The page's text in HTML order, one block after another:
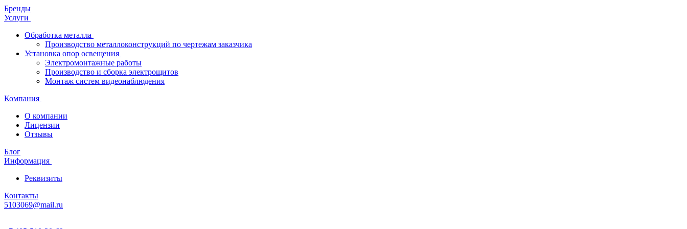
Бренды
Услуги
Обработка металла
Производство металлоконструкций по чертежам заказчика
Установка опор освещения
Электромонтажные работы
Производство и сборка электрощитов
Монтаж систем видеонаблюдения
Компания
О компании
Лицензии
Отзывы
Блог
Информация
Реквизиты
Контакты
5103069@mail.ru